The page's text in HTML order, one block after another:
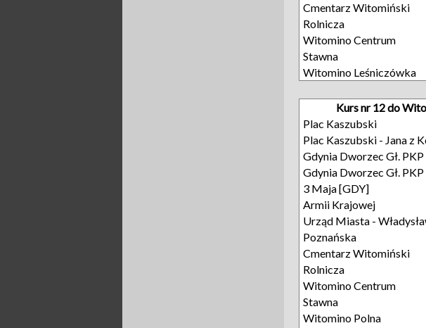
Cmentarz Witomiński
Rolnicza
Witomino Centrum
Stawna
Witomino Leśniczówka
Kurs nr 12 do
Plac Kaszubski
Plac Kaszubski - Jana z
Gdynia Dworzec Gł.
Gdynia Dworzec Gł.
3 Maja [GDY]
Armii Krajowej
Urząd Miasta -
Poznańska
Cmentarz Witomiński
Rolnicza
Witomino Centrum
Stawna
Witomino Polna